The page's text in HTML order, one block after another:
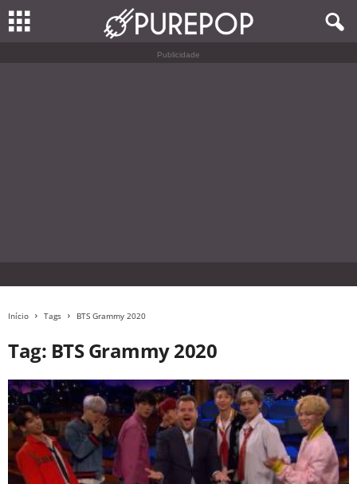
Publicidade
Início Tags BTS Grammy 2020
Tag: BTS Grammy 2020